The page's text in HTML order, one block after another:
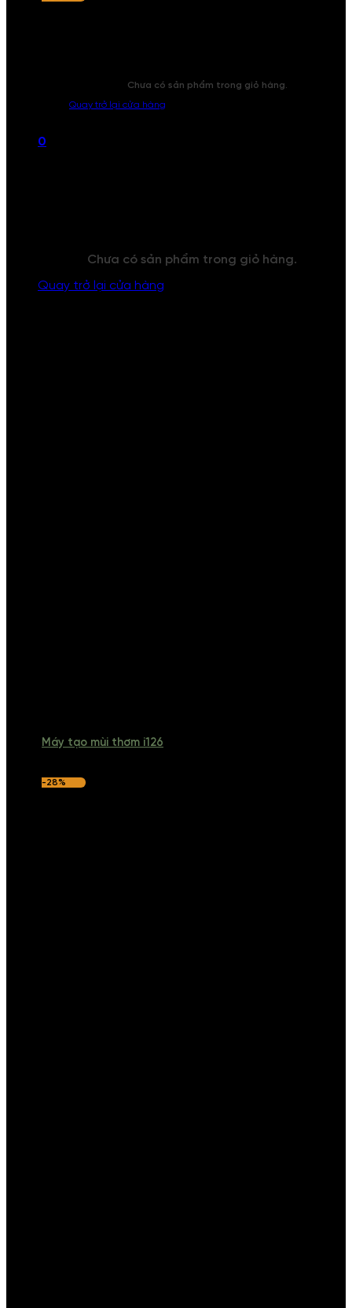
Chưa có sản phẩm trong giỏ hàng.
Quay trở lại cửa hàng
0
Chưa có sản phẩm trong giỏ hàng.
Quay trở lại cửa hàng
Máy tạo mùi thơm i126
-28%